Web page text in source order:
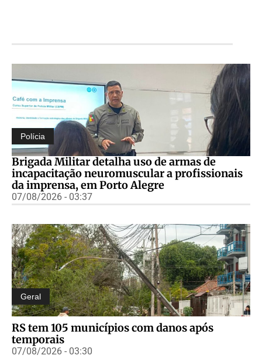
Polícia
Brigada Militar detalha uso de armas de
incapacitação neuromuscular a profissionais
da imprensa, em Porto Alegre
07/08/2026 - 03:37
Geral
RS tem 105 municípios com danos após
temporais
07/08/2026 - 03:30